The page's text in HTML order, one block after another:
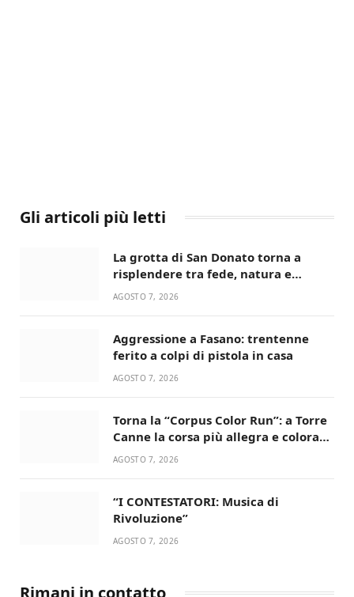
Gli articoli più letti
La grotta di San Donato torna a
risplendere tra fede, natura e
devozione
AGOSTO 7, 2026
Aggressione a Fasano: trentenne
ferito a colpi di pistola in casa
AGOSTO 7, 2026
Torna la “Corpus Color Run”: a Torre
Canne la corsa più allegra e colorata
dell’estate!
AGOSTO 7, 2026
“I CONTESTATORI: Musica di
Rivoluzione”
AGOSTO 7, 2026
Rimani in contatto